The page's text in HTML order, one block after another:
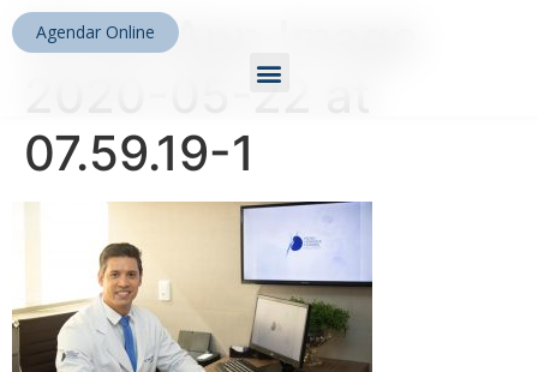
Agendar Online
WhatsApp Image
2020-05-22 at
07.59.19-1